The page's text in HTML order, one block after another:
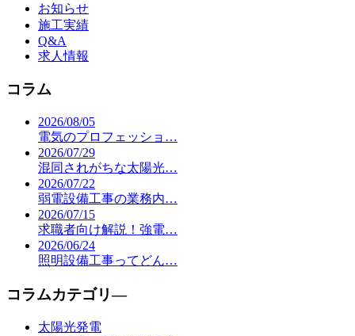
お知らせ
施工実績
Q&A
求人情報
コラム
2026/08/05
電気のプロフェッショ…
2026/07/29
混同されがちな太陽光…
2026/07/22
弱電設備工事の業務内…
2026/07/15
求職者向け解説！強電…
2026/06/24
照明設備工事ってどん…
コラムカテゴリ―
太陽光発電